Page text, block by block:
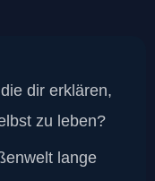
dir erklären,
zu leben?
lange